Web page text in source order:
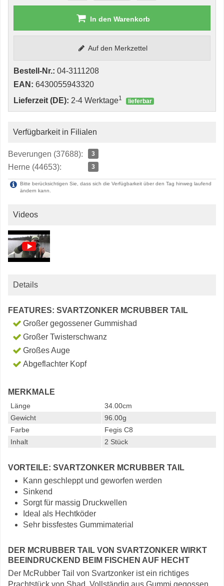
In den Warenkorb
Auf den Merkzettel
Bestell-Nr.: 04-3111208
EAN: 6430055943320
Lieferzeit (DE): 2-4 Werktage1 lieferbar
Verfügbarkeit in Filialen
Beverungen (37688): 3
Herne (44653): 3
Bitte berücksichtigen Sie, dass sich die Verfügbarkeit über den Tag hinweg laufend
ändern kann.
Videos
Details
FEATURES: SVARTZONKER MCRUBBER TAIL
Großer gegossener Gummishad
Großer Twisterschwanz
Großes Auge
Abgeflachter Kopf
MERKMALE
Länge
34.00cm
Gewicht
96.00g
Farbe
Fegis C8
Inhalt
2 Stück
VORTEILE: SVARTZONKER MCRUBBER TAIL
Kann geschleppt und geworfen werden
Sinkend
Sorgt für massig Druckwellen
Ideal als Hechtköder
Sehr bissfestes Gummimaterial
DER MCRUBBER TAIL VON SVARTZONKER WIRKT
BEEINDRUCKEND BEIM FISCHEN AUF HECHT
Der McRubber Tail von Svartzonker ist ein richtiges
Prachtstück von Shad. Vollständig aus Gummi gegossen